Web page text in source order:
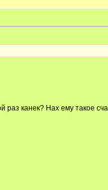
канек? Нах ему такое